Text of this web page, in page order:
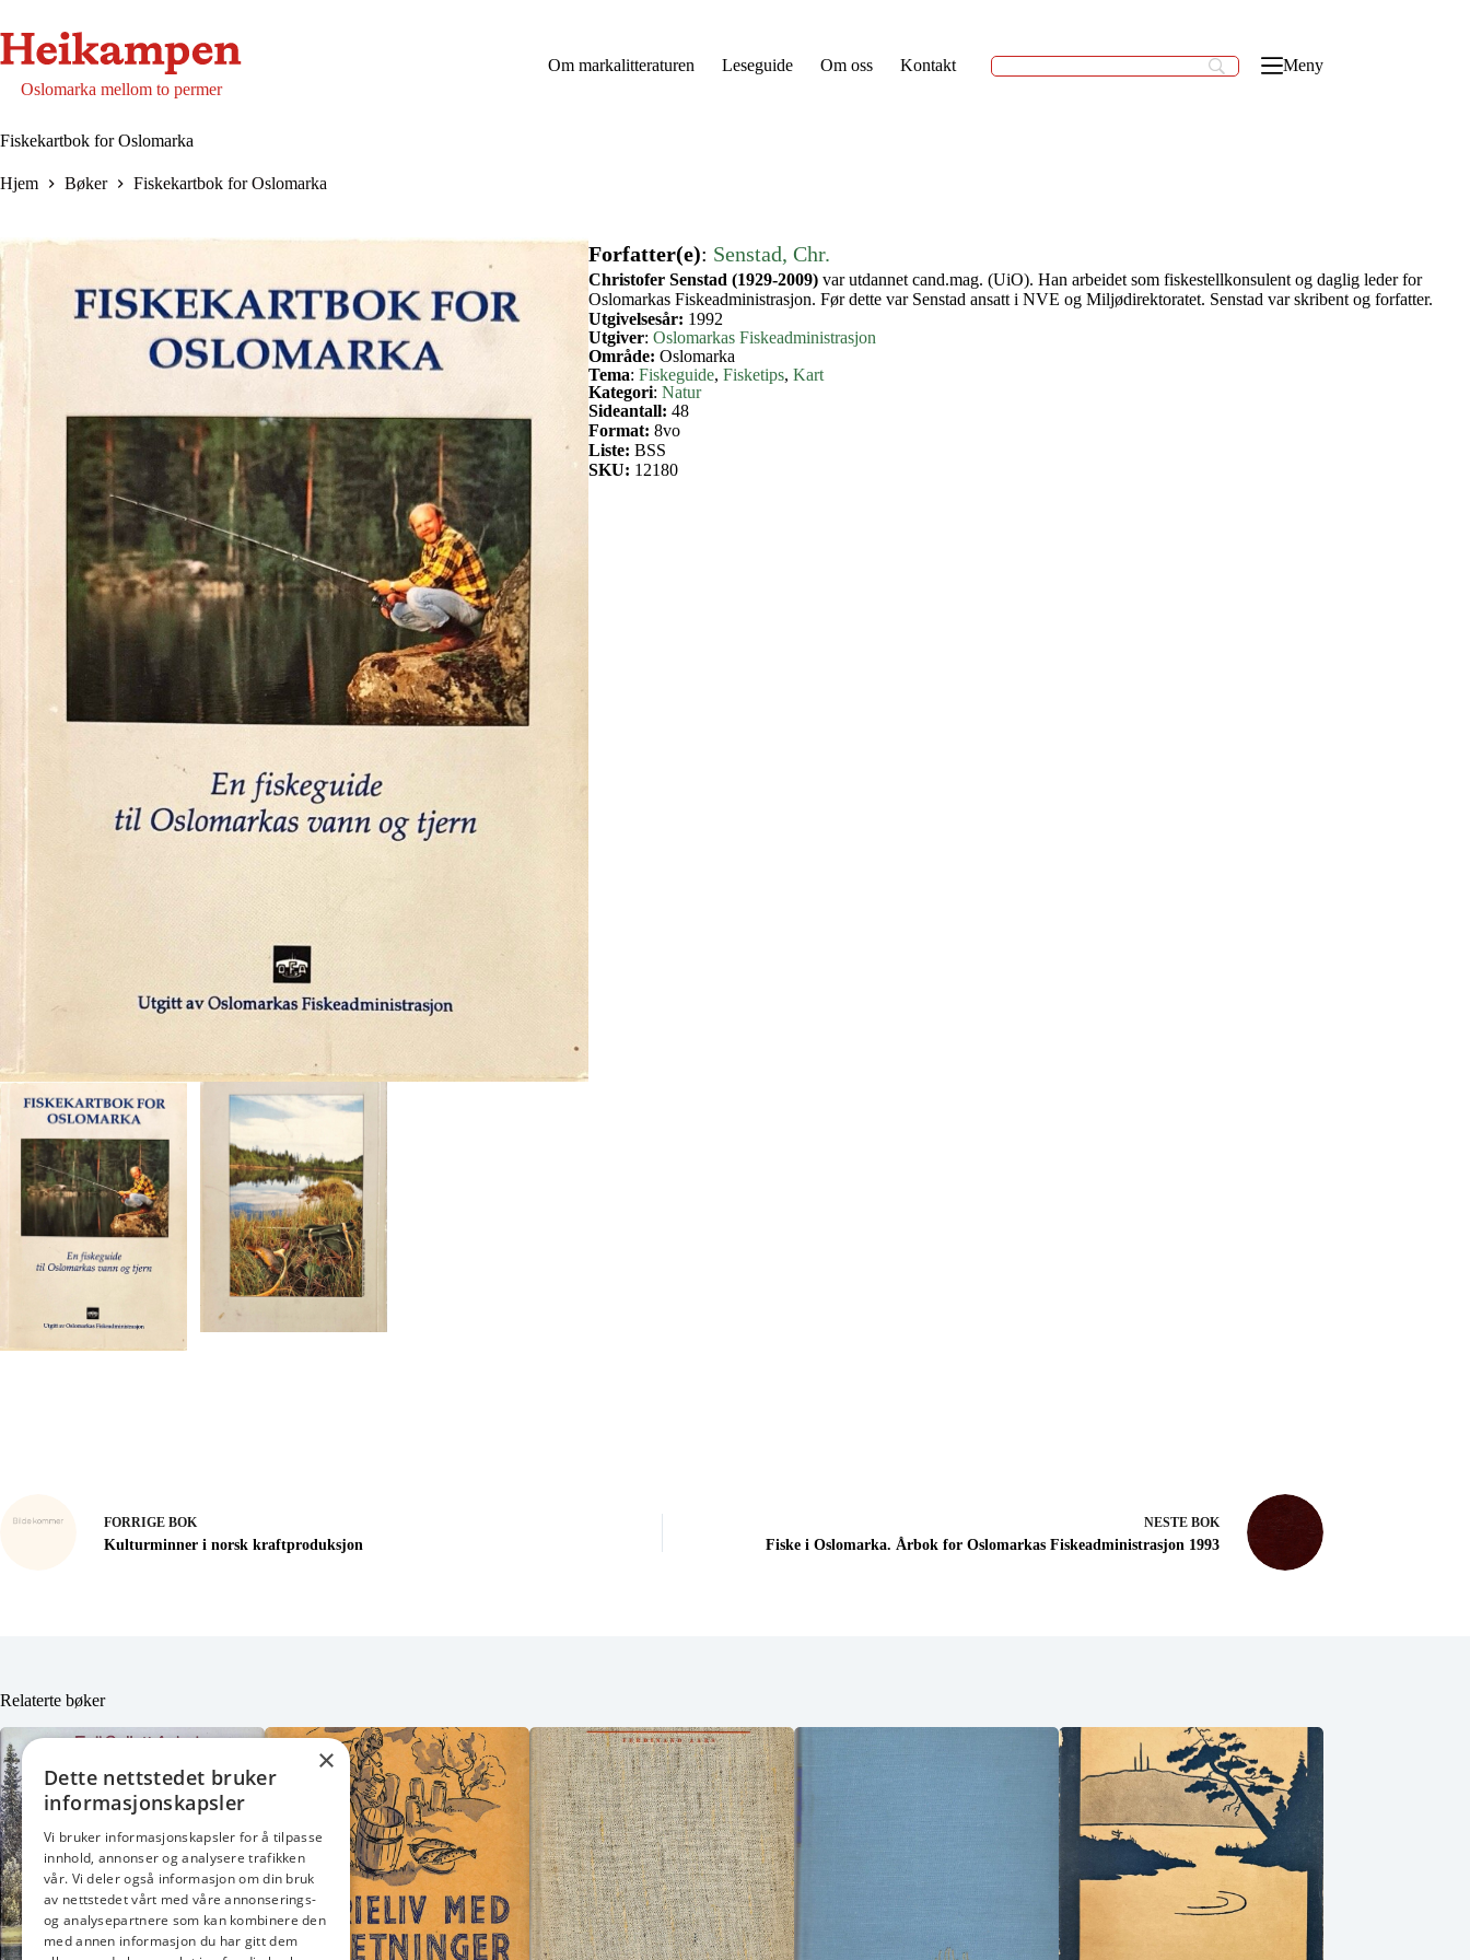
innholdet
Oslomarka mellom to permer
Om markalitteraturen Leseguide Om oss Kontakt Meny
Fiskekartbok for Oslomarka
Hjem Bøker Fiskekartbok for Oslomarka
Forfatter(e): Senstad, Chr.
Christofer Senstad (1929-2009)var utdannet cand.mag. (UiO). Han arbeidet som fiskestellkonsulent og daglig leder for
Oslomarkas Fiskeadministrasjon. Før dette var Senstad ansatt i NVE og Miljødirektoratet. Senstad var skribent og forfatter.
Utgivelsesår: 1992
Utgiver: Oslomarkas Fiskeadministrasjon
Område: Oslomarka
Tema: Fiskeguide, Fisketips, Kart
Kategori: Natur
Sideantall: 48
Format: 8vo
Liste: BSS
SKU: 12180
FORRIGE BOK
Kulturminner i norsk kraftproduksjon
NESTE BOK
Fiske i Oslomarka. Årbok for Oslomarkas Fiskeadministrasjon 1993
Relaterte bøker
×
Dette nettstedet bruker
informasjonskapsler
Vi bruker informasjonskapsler for å tilpasse
innhold, annonser og analysere trafikken
vår. Vi deler også informasjon om din bruk
av nettstedet vårt med våre annonserings-
og analysepartnere som kan kombinere den
med annen informasjon du har gitt dem